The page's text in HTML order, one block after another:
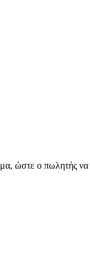
ώστε ο πωλητής να